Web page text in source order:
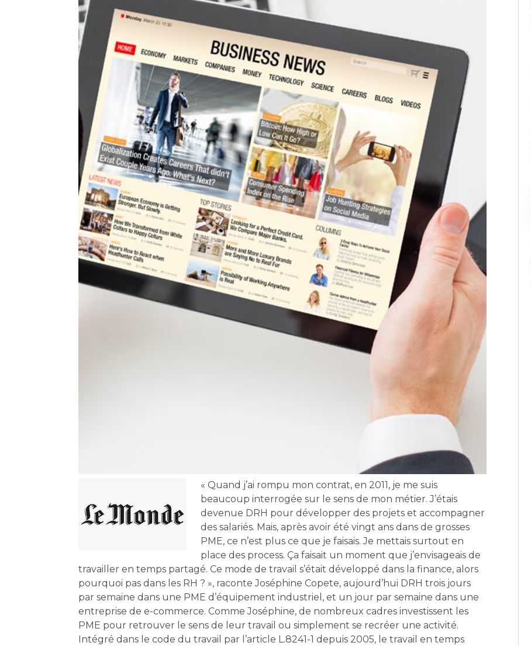
« Quand j’ai rompu mon contrat, en 2011, je me suis
beaucoup interrogée sur le sens de mon métier. J’étais
devenue DRH pour développer des projets et accompagner
des salariés. Mais, après avoir été vingt ans dans de grosses
PME, ce n’est plus ce que je faisais. Je mettais surtout en
place des process. Ça faisait un moment que j’envisageais de
travailler en temps partagé. Ce mode de travail s’était développé dans la finance, alors
pourquoi pas dans les RH ? », raconte Joséphine Copete, aujourd’hui DRH trois jours
par semaine dans une PME d’équipement industriel, et un jour par semaine dans une
entreprise de e-commerce. Comme Joséphine, de nombreux cadres investissent les
PME pour retrouver le sens de leur travail ou simplement se recréer une activité.
Intégré dans le code du travail par l’article L.8241-1 depuis 2005, le travail en temps